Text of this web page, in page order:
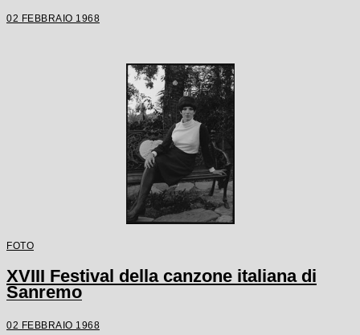
02 FEBBRAIO 1968
FOTO
XVIII Festival della canzone italiana di
Sanremo
02 FEBBRAIO 1968